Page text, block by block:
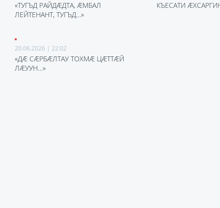
«ТУГЪД РАЙДÆДТА, ÆМБАЛ
ЛЕЙТЕНАНТ, ТУГЪД…»
КЪЕСАТИ
20.06.2026 | 22:02
«ДÆ СÆРБÆЛТАУ ТОХМÆ ЦÆТТÆЙ
ЛÆУУН…»